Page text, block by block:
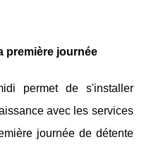
première journée
permet de s'installer
avec les services
journée de détente